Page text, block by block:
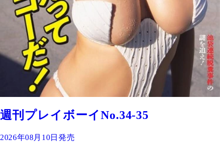
週刊プレイボーイNo.34-35
2026年08月10日発売